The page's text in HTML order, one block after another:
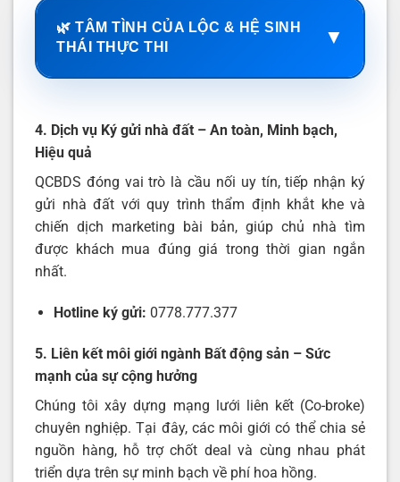
🌿 TÂM TÌNH CỦA LỘC & HỆ SINH
THÁI THỰC THI
▼
4. Dịch vụ Ký gửi nhà đất – An toàn, Minh bạch,
Hiệu quả
QCBDS đóng vai trò là cầu nối uy tín, tiếp nhận ký
gửi nhà đất với quy trình thẩm định khắt khe và
chiến dịch marketing bài bản, giúp chủ nhà tìm
được khách mua đúng giá trong thời gian ngắn
nhất.
Hotline ký gửi: 0778.777.377
5. Liên kết môi giới ngành Bất động sản – Sức
mạnh của sự cộng hưởng
Chúng tôi xây dựng mạng lưới liên kết (Co-broke)
chuyên nghiệp. Tại đây, các môi giới có thể chia sẻ
nguồn hàng, hỗ trợ chốt deal và cùng nhau phát
triển dựa trên sự minh bạch về phí hoa hồng.